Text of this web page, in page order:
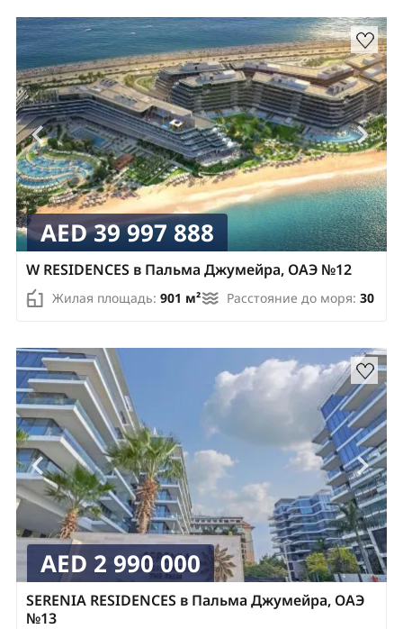
AED 39 997 888
W RESIDENCES в Пальма Джумейра, ОАЭ №12
Жилая площадь: 901 м² Расстояние до моря: 30
AED 2 990 000
SERENIA RESIDENCES в Пальма Джумейра, ОАЭ
№13